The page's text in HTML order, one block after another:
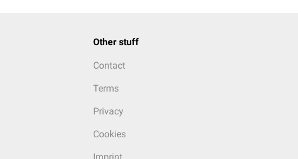
Other stuff
Contact
Terms
Privacy
Cookies